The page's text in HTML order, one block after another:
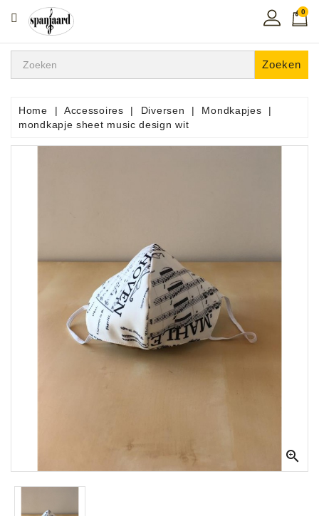
CATEGORIE
Home
In
De
Snaarinstrumenten
Microfoons
Versterking
0
Zoeken
Home Accessoires Diversen
Mondkapjes
mondkapje sheet music design wit
